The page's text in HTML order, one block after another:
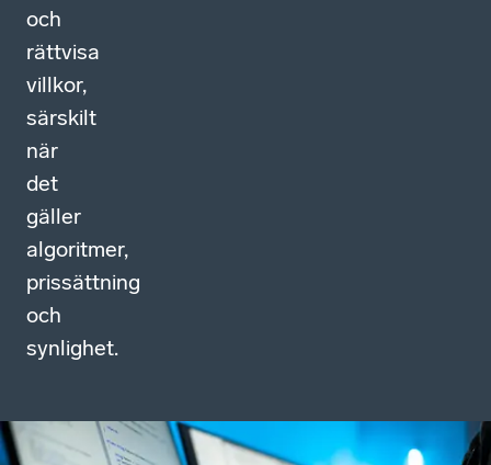
och
rättvisa
villkor,
särskilt
när
det
gäller
algoritmer,
prissättning
och
synlighet.